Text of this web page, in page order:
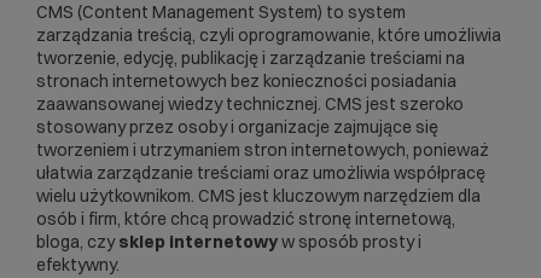
CMS (Content Management System) to system
zarządzania treścią, czyli oprogramowanie, które umożliwia
tworzenie, edycję, publikację i zarządzanie treściami na
stronach internetowych bez konieczności posiadania
zaawansowanej wiedzy technicznej. CMS jest szeroko
stosowany przez osoby i organizacje zajmujące się
tworzeniem i utrzymaniem stron internetowych, ponieważ
ułatwia zarządzanie treściami oraz umożliwia współpracę
wielu użytkownikom. CMS jest kluczowym narzędziem dla
osób i firm, które chcą prowadzić stronę internetową,
bloga, czysklep internetowyw sposób prosty i
efektywny.